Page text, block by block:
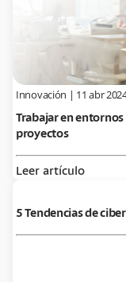
Innovación | 11 abr
Trabajar en
proyectos
Leer artículo
5 Tendencias de